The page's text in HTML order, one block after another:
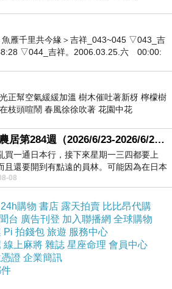
雁千里共今緣＞吉祥_043~045 ▽043_吉
▽044_吉祥。2006.03.25.六 00:00:
正幫空氣緩緩加溫 樹木催吐著新枒 檸檬樹
枝頭喧鬧 春風徐徐吹著 花園中花
週間農居第284週（2026/6/23-2026/6/24) 夏至 金黃稻浪洋溢豐收喜悅
買一通日本行，接下來星期一三四都要上
且還要開到有點遠的員林。可能因為在日本
錢，星期一出門上班時，心裡沒有一
08
24h購物 書店 露天拍賣 比比昂代購
台 廣告刊登 加入聯播網 全球購物
Pi 拍錢包 旅遊 服務中心
線上麻將 雜誌 星座命理 會員中心
證 企業簡訊